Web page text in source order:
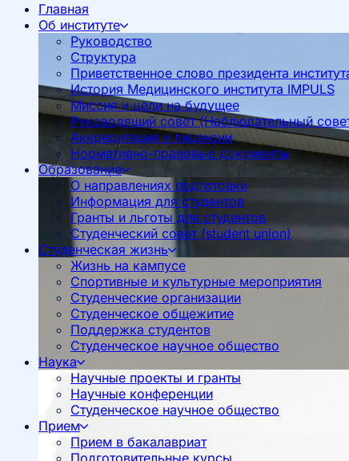
Главная
Об институте
Руководство
Структура
Приветственное слово президента
История Медицинского института IMPULS
Миссия и цели на будущее
Руководящий совет (Наблюдательный
Аккредитация и лицензии
Нормативно-правовые документы
Образование
О направлениях подготовки
Информация для студентов
Гранты и льготы для студентов
Студенческий совет (student union)
Студенческая жизнь
Жизнь на кампусе
Спортивные и культурные мероприятия
Студенческие организации
Студенческое общежитие
Поддержка студентов
Студенческое научное общество
Наука
Научные проекты и гранты
Научные конференции
Студенческое научное общество
Прием
Прием в бакалавриат
Подготовительные курсы